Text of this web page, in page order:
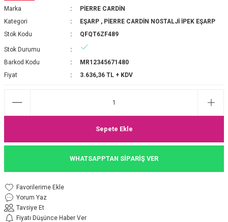
2025-2026 SONBAHAR KIŞ
JAKAR EŞARP
PAMUK EŞARP
İPEK EŞARP
ŞAL
MEDİNE İPEĞİ ŞAL
ŞAL
Marka
PİERRE CARDİN
Kategori
EŞARP , PİERRE CARDİN NOSTALJİ İPEK EŞARP
Stok Kodu
QFQT6ZF489
Stok Durumu
Barkod Kodu
MR12345671480
Fiyat
3.636,36 TL + KDV
Sepete Ekle
WHATSAPPTAN SİPARİŞ VER
Yorum Yaz
Tavsiye Et
Fiyatı Düşünce Haber Ver